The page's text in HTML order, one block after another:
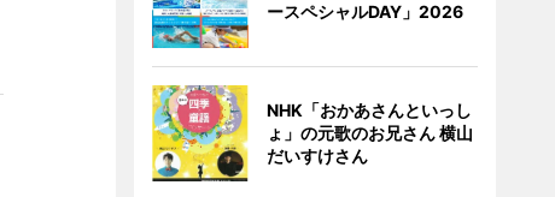
ースペシャルDAY」2026
NHK「おかあさんといっし
ょ」の元歌のお兄さん 横山
だいすけさん